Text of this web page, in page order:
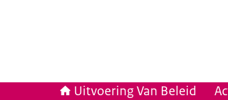
Uitvoering Van Beleid